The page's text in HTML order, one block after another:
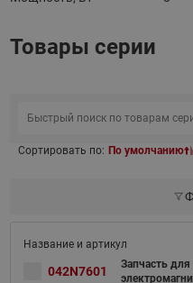
Товары серии
Сортировать по: По умолчанию
042N7601
Запчасть